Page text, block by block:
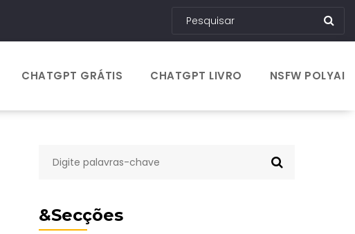
CHATGPT GRÁTIS CHATGPT LIVRO NSFW POLYAI
&Secções